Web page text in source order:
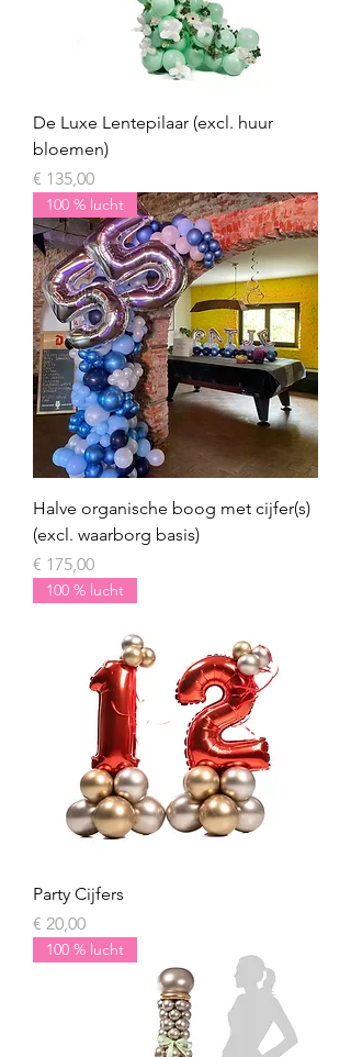
De Luxe Lentepilaar (excl. huur
bloemen)
Prijs
€ 135,00
100 % lucht
Halve organische boog met cijfer(s)
(excl. waarborg basis)
Prijs
€ 175,00
100 % lucht
Party Cijfers
Prijs
€ 20,00
100 % lucht